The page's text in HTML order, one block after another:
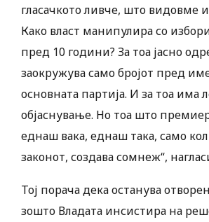
гласачкото ливче, што видовме
Како власт манипулира со
пред 10 години? За тоа јасно
заокружува само бројот пред
основната партија. И за тоа има
објаснување. Но тоа што
еднаш вака, еднаш така, само
законот, создава сомнеж“,
Тој порача дека останува
зошто Владата инсистира на